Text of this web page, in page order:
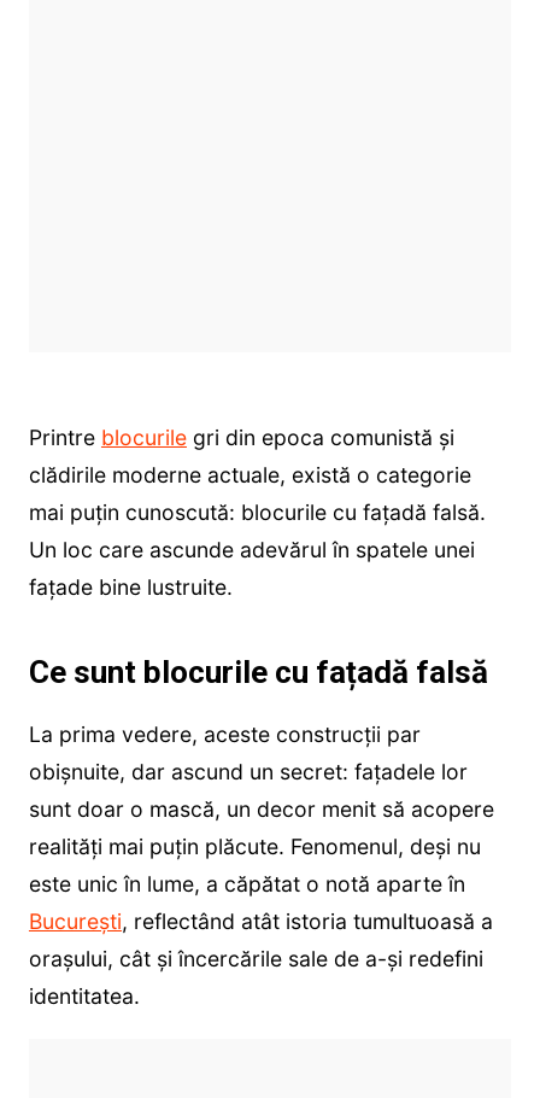
Printre blocurilegri din epoca comunistă și
clădirile moderne actuale, există o categorie
mai puțin cunoscută: blocurile cu fațadă falsă.
Un loc care ascunde adevărul în spatele unei
fațade bine lustruite.
Ce sunt blocurile cu fațadă falsă
La prima vedere, aceste construcții par
obișnuite, dar ascund un secret: fațadele lor
sunt doar o mască, un decor menit să acopere
realități mai puțin plăcute. Fenomenul, deși nu
este unic în lume, a căpătat o notă aparte în
București, reflectând atât istoria tumultuoasă a
orașului, cât și încercările sale de a-și redefini
identitatea.